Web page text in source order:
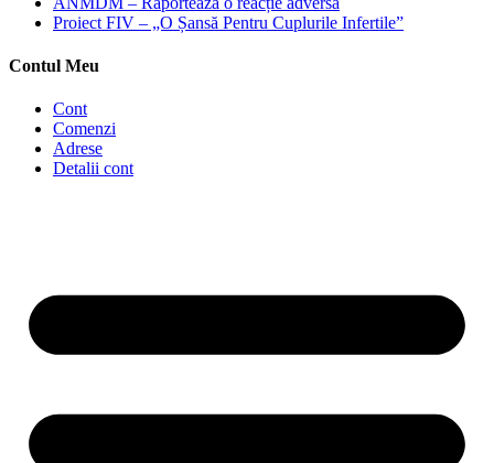
Proiect FIV – „O Șansă Pentru Cuplurile Infertile”
Contul Meu
Cont
Comenzi
Adrese
Detalii cont